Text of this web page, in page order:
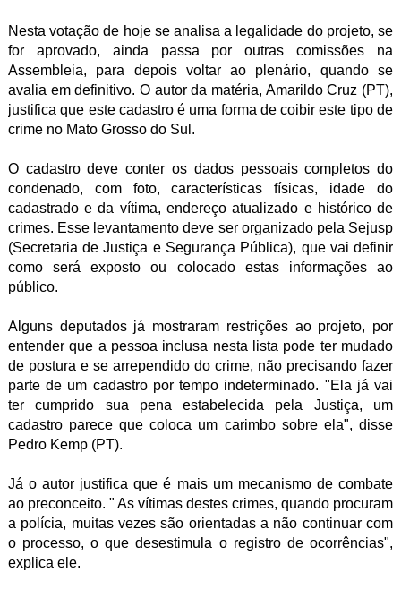
Nesta votação de hoje se analisa a legalidade do projeto, se
for aprovado, ainda passa por outras comissões na
Assembleia, para depois voltar ao plenário, quando se
avalia em definitivo. O autor da matéria, Amarildo Cruz (PT),
justifica que este cadastro é uma forma de coibir este tipo de
crime no Mato Grosso do Sul.
O cadastro deve conter os dados pessoais completos do
condenado, com foto, características físicas, idade do
cadastrado e da vítima, endereço atualizado e histórico de
crimes. Esse levantamento deve ser organizado pela Sejusp
(Secretaria de Justiça e Segurança Pública), que vai definir
como será exposto ou colocado estas informações ao
público.
Alguns deputados já mostraram restrições ao projeto, por
entender que a pessoa inclusa nesta lista pode ter mudado
de postura e se arrependido do crime, não precisando fazer
parte de um cadastro por tempo indeterminado. "Ela já vai
ter cumprido sua pena estabelecida pela Justiça, um
cadastro parece que coloca um carimbo sobre ela", disse
Pedro Kemp (PT).
Já o autor justifica que é mais um mecanismo de combate
ao preconceito. " As vítimas destes crimes, quando procuram
a polícia, muitas vezes são orientadas a não continuar com
o processo, o que desestimula o registro de ocorrências",
explica ele.